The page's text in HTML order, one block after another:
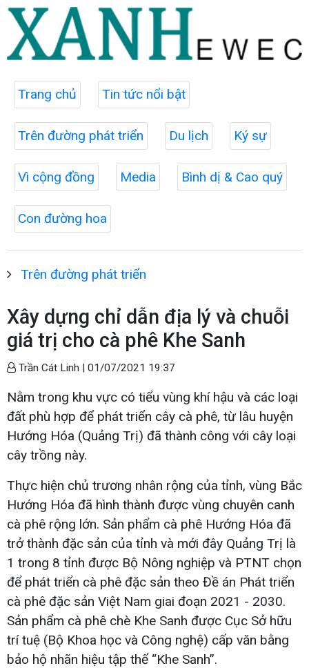
Trang chủ Tin tức nổi bật
Trên đường phát triển Du lịch Ký sự
Vì cộng đồng Media Bình dị & Cao quý
Con đường hoa
Trên đường phát triển
Xây dựng chỉ dẫn địa lý và chuỗi
giá trị cho cà phê Khe Sanh
Trần Cát Linh | 01/07/2021 19:37
Nằm trong khu vực có tiểu vùng khí hậu và các loại
đất phù hợp để phát triển cây cà phê, từ lâu huyện
Hướng Hóa (Quảng Trị) đã thành công với cây loại
cây trồng này.
Thực hiện chủ trương nhân rộng của tỉnh, vùng Bắc
Hướng Hóa đã hình thành được vùng chuyên canh
cà phê rộng lớn. Sản phẩm cà phê Hướng Hóa đã
trở thành đặc sản của tỉnh và mới đây Quảng Trị là
1 trong 8 tỉnh được Bộ Nông nghiệp và PTNT chọn
để phát triển cà phê đặc sản theo Đề án Phát triển
cà phê đặc sản Việt Nam giai đoạn 2021 - 2030.
Sản phẩm cà phê chè Khe Sanh được Cục Sở hữu
trí tuệ (Bộ Khoa học và Công nghệ) cấp văn bằng
bảo hộ nhãn hiệu tập thể “Khe Sanh”.